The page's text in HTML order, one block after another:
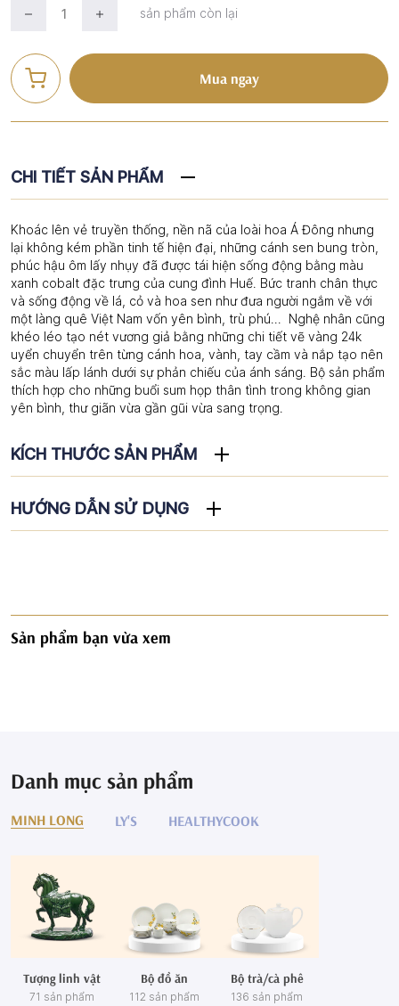
sản phẩm còn lại
Mua ngay
CHI TIẾT SẢN PHẨM
Khoác lên vẻ truyền thống, nền nã của loài hoa Á Đông nhưng
lại không kém phần tinh tế hiện đại, những cánh sen bung tròn,
phúc hậu ôm lấy nhụy đã được tái hiện sống động bằng màu
xanh cobalt đặc trưng của cung đình Huế. Bức tranh chân thực
và sống động về lá, cỏ và hoa sen như đưa người ngắm về với
một làng quê Việt Nam vốn yên bình, trù phú... Nghệ nhân cũng
khéo léo tạo nét vương giả bằng những chi tiết vẽ vàng 24k
uyển chuyển trên từng cánh hoa, vành, tay cầm và nắp tạo nên
sắc màu lấp lánh dưới sự phản chiếu của ánh sáng. Bộ sản phẩm
thích hợp cho những buổi sum họp thân tình trong không gian
yên bình, thư giãn vừa gần gũi vừa sang trọng.
KÍCH THƯỚC SẢN PHẨM
HƯỚNG DẪN SỬ DỤNG
Sản phẩm bạn vừa xem
Danh mục sản phẩm
MINH LONG LY'S HEALTHYCOOK
Tượng linh vật
71 sản phẩm
Bộ đồ ăn
112 sản phẩm
Bộ trà/cà phê
136 sản phẩm